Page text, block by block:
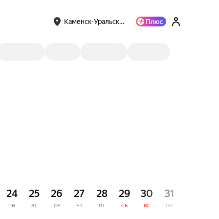
Каменск-Уральск…
24
ПН
25
ВТ
26
СР
27
ЧТ
28
ПТ
29
СБ
30
ВС
31
ПН